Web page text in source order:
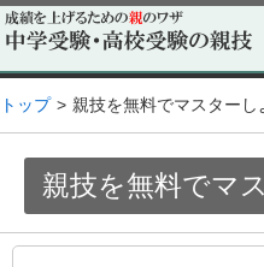
トップ 親技を無料でマスターし
親技を無料でマ